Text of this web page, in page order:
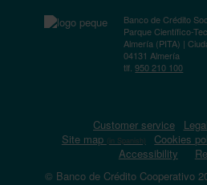
Banco de Crédito
Parque Científico-
Almería (PITA) |
04131 Almería
tlf.950 210 100
Customer service
Site map (in Spanish) Cookies
Accessibility
© Banco de Crédito Cooperativo